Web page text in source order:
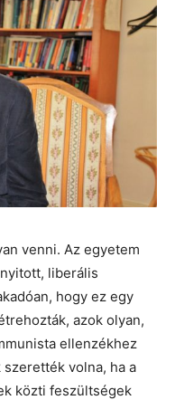
venni. Az egyetem
liberális
hogy ez egy
azok olyan,
ellenzékhez
volna, ha a
közti feszültségek